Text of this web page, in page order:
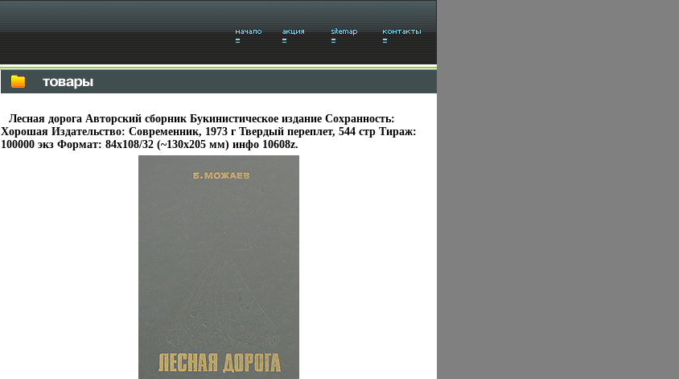
Лесная дорога Авторский сборник Букинистическое издание Сохранность:
Хорошая Издательство: Современник, 1973 г Твердый переплет, 544 стр Тираж:
100000 экз Формат: 84x108/32 (~130х205 мм) инфо 10608z.